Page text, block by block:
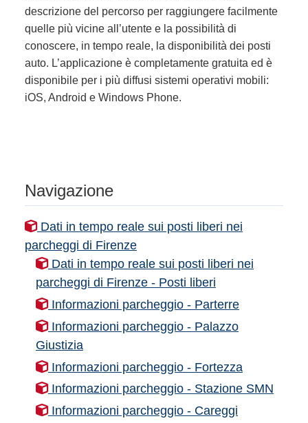
descrizione del percorso per raggiungere facilmente
quelle più vicine all’utente e la possibilità di
conoscere, in tempo reale, la disponibilità dei posti
auto. L’applicazione è completamente gratuita ed è
disponibile per i più diffusi sistemi operativi mobili:
iOS, Android e Windows Phone.
Navigazione
Dati in tempo reale sui posti liberi nei
parcheggi di Firenze
Dati in tempo reale sui posti liberi nei
parcheggi di Firenze - Posti liberi
Informazioni parcheggio - Parterre
Informazioni parcheggio - Palazzo
Giustizia
Informazioni parcheggio - Fortezza
Informazioni parcheggio - Stazione SMN
Informazioni parcheggio - Careggi